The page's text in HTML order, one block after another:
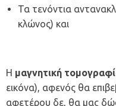
Τα τενόντια
κλώνος) και
Η μαγνητική
εικόνα), αφενός θα
αφετέρου δε, θα μας